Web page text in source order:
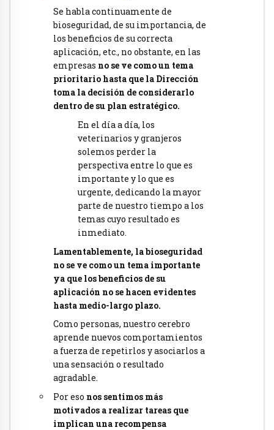
Se habla continuamente de
bioseguridad, de su importancia, de
los beneficios de su correcta
aplicación, etc., no obstante, en las
empresas no se ve como un tema
prioritario hasta que la Dirección
toma la decisión de considerarlo
dentro de su plan estratégico.
En el día a día, los
veterinarios y granjeros
solemos perder la
perspectiva entre lo que es
importante y lo que es
urgente, dedicando la mayor
parte de nuestro tiempo a los
temas cuyo resultado es
inmediato.
Lamentablemente, la bioseguridad
no se ve como un tema importante
ya que los beneficios de su
aplicación no se hacen evidentes
hasta medio-largo plazo.
Como personas, nuestro cerebro
aprende nuevos comportamientos
a fuerza de repetirlos y asociarlos a
una sensación o resultado
agradable.
Por eso nos sentimos más
motivados a realizar tareas que
implican una recompensa